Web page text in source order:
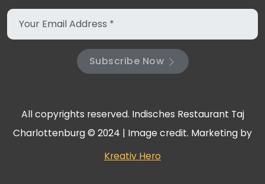
Subscribe Now
All copyrights reserved. Indisches Restaurant Taj
Charlottenburg © 2024 | Image credit. Marketing by
Kreativ Hero